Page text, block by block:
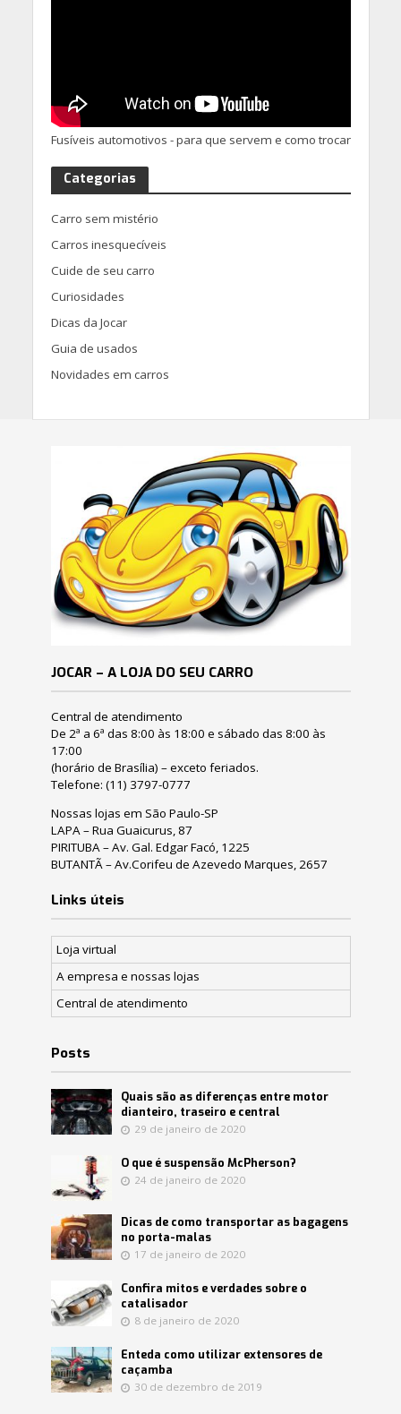
Fusíveis automotivos - para que servem e como trocar
Categorias
Carro sem mistério
Carros inesquecíveis
Cuide de seu carro
Curiosidades
Dicas da Jocar
Guia de usados
Novidades em carros
JOCAR – A LOJA DO SEU CARRO
Central de atendimento
De 2ª a 6ª das 8:00 às 18:00 e sábado das 8:00 às
17:00
(horário de Brasília) – exceto feriados.
Telefone: (11) 3797-0777
Nossas lojas em São Paulo-SP
LAPA – Rua Guaicurus, 87
PIRITUBA – Av. Gal. Edgar Facó, 1225
BUTANTÃ – Av.Corifeu de Azevedo Marques, 2657
Links úteis
Loja virtual
A empresa e nossas lojas
Central de atendimento
Posts
Quais são as diferenças entre motor
dianteiro, traseiro e central
29 de janeiro de 2020
O que é suspensão McPherson?
24 de janeiro de 2020
Dicas de como transportar as bagagens
no porta-malas
17 de janeiro de 2020
Confira mitos e verdades sobre o
catalisador
8 de janeiro de 2020
Enteda como utilizar extensores de
caçamba
30 de dezembro de 2019